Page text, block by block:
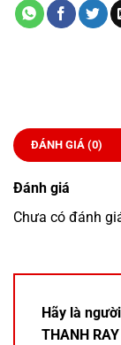
ĐÁNH GIÁ (0)
Đánh giá
Chưa có đánh
Hãy là
THANH